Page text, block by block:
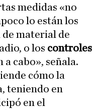
medidas «no
lo están los
material de
o los controles
a cabo», señala.
cómo la
teniendo en
en el